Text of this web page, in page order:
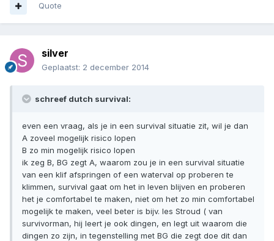
Quote
silver
Geplaatst: 2 december 2014
schreef dutch survival:
even een vraag, als je in een survival situatie zit, wil je dan
A zoveel mogelijk risico lopen
B zo min mogelijk risico lopen
ik zeg B, BG zegt A, waarom zou je in een survival situatie
van een klif afspringen of een waterval op proberen te
klimmen, survival gaat om het in leven blijven en proberen
het je comfortabel te maken, niet om het zo min comfortabel
mogelijk te maken, veel beter is bijv. les Stroud ( van
survivorman, hij leert je ook dingen, en legt uit waarom die
dingen zo zijn, in tegenstelling met BG die zegt doe dit dan